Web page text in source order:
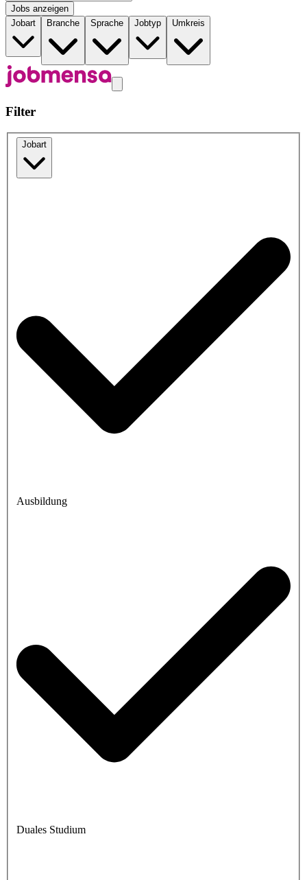
Jobs anzeigen
Jobart
Branche Sprache Jobtyp Umkreis
Filter
Jobart
Ausbildung
Duales Studium